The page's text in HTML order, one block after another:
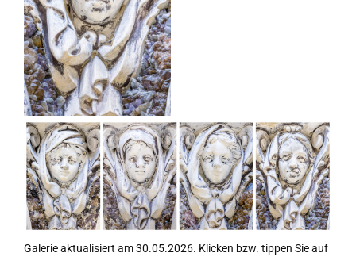
Galerie aktualisiert am 30.05.2026. Klicken bzw. tippen Sie auf